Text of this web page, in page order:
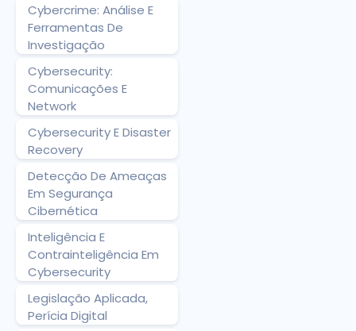
Cybercrime: Análise E
Ferramentas De
Investigação
Cybersecurity:
Comunicações E
Network
Cybersecurity E Disaster
Recovery
Detecção De Ameaças
Em Segurança
Cibernética
Inteligência E
Contrainteligência Em
Cybersecurity
Legislação Aplicada,
Perícia Digital